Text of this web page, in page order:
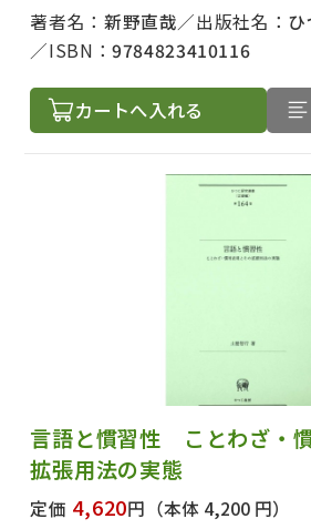
著者名： 新野直哉 出版社名：
ISBN：9784823410116
カートへ入れる
言語と慣習性 ことわざ・
拡張用法の実態
定価 4,620円 （本体 4,200 円）